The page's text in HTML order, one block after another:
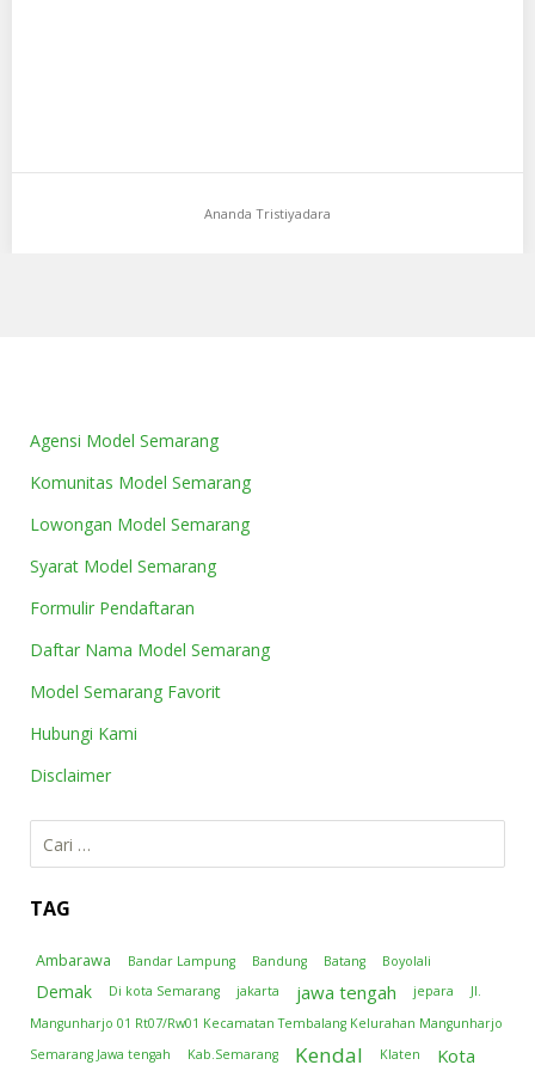
Ananda Tristiyadara
Agensi Model Semarang
Komunitas Model Semarang
Lowongan Model Semarang
Syarat Model Semarang
Formulir Pendaftaran
Daftar Nama Model Semarang
Model Semarang Favorit
Hubungi Kami
Disclaimer
Cari
untuk:
TAG
Ambarawa Bandar Lampung Bandung Batang Boyolali
Demak Di kota Semarang jakarta jawa tengah jepara
Jl.
Mangunharjo 01 Rt07/Rw01 Kecamatan Tembalang Kelurahan Mangunharjo
Semarang Jawa tengah
Kab.Semarang Kendal Klaten Kota